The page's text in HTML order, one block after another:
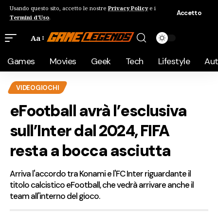
Usando questo sito, accetto le nostre Privacy Policye i
Termini d'Uso.
Accetto
Aa
Games Movies Geek Tech Lifestyle
VIDEOGIOCHI
eFootball avrà l’esclusiva
sull’Inter dal 2024, FIFA
resta a bocca asciutta
Arriva l'accordo tra Konami e l'FC Inter riguardante il
titolo calcistico eFootball, che vedrà arrivare anche il
team all'interno del gioco.